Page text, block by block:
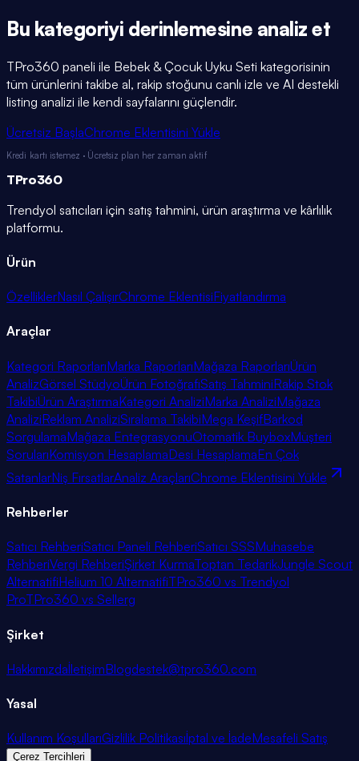
Bu kategoriyi derinlemesine analiz et
TPro360 paneli ile Bebek & Çocuk Uyku Seti kategorisinin
tüm ürünlerini takibe al, rakip stoğunu canlı izle ve AI destekli
listing analizi ile kendi sayfalarını güçlendir.
Ücretsiz BaşlaChrome Eklentisini Yükle
Kredi kartı istemez · Ücretsiz plan her zaman aktif
TPro360
Trendyol satıcıları için satış tahmini, ürün araştırma ve kârlılık
platformu.
Ürün
ÖzelliklerNasıl ÇalışırChrome EklentisiFiyatlandırma
Araçlar
Kategori RaporlarıMarka RaporlarıMağaza RaporlarıÜrün
AnalizGörsel StüdyoÜrün FotoğrafıSatış TahminiRakip Stok
TakibiÜrün AraştırmaKategori AnaliziMarka AnaliziMağaza
AnaliziReklam AnaliziSıralama TakibiMega KeşifBarkod
SorgulamaMağaza EntegrasyonuOtomatik BuyboxMüşteri
SorularıKomisyon HesaplamaDesi HesaplamaEn Çok
SatanlarNiş FırsatlarAnaliz AraçlarıChrome Eklentisini Yükle
Rehberler
Satıcı RehberiSatıcı Paneli RehberiSatıcı SSSMuhasebe
RehberiVergi RehberiŞirket KurmaToptan TedarikJungle Scout
AlternatifiHelium 10 AlternatifiTPro360 vs Trendyol
ProTPro360 vs Sellerg
Şirket
HakkımızdaİletişimBlogdestek@tpro360.com
Yasal
Kullanım KoşullarıGizlilik Politikasıİptal ve İadeMesafeli Satış
Çerez Tercihleri